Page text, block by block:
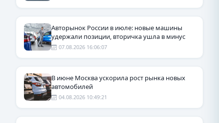
Авторынок России в июле: новые машины
удержали позиции, вторичка ушла в минус
07.08.2026 16:06:07
В июне Москва ускорила рост рынка новых
автомобилей
04.08.2026 10:49:21